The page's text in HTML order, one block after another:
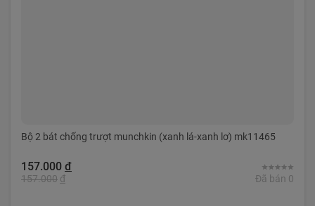
Bộ 2 bát chống trượt munchkin (xanh lá-xanh lơ) mk11465
157.000 đ
157.000 đ Đã bán 0